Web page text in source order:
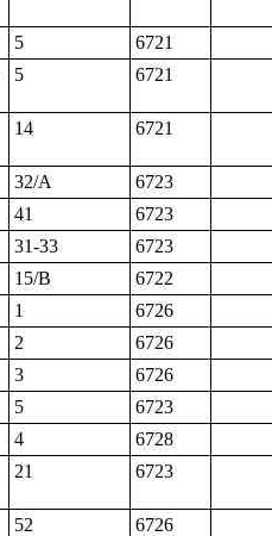
5
6721
5 6721
14 6721
32/A
6723
41
6723
31-33
6723
15/B
6722
1
6726
2
6726
3
6726
5
6723
4
6728
21 6723
52
6726